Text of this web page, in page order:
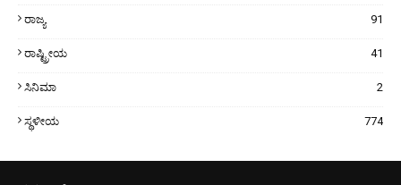
ರಾಜ್ಯ 91
ರಾಷ್ಟ್ರೀಯ 41
ಸಿನಿಮಾ 2
ಸ್ಥಳೀಯ 774